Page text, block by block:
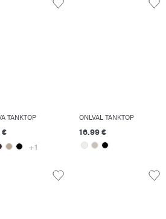
TANKTOP
€
+1
ONLVAL TANKTOP
16.99 €